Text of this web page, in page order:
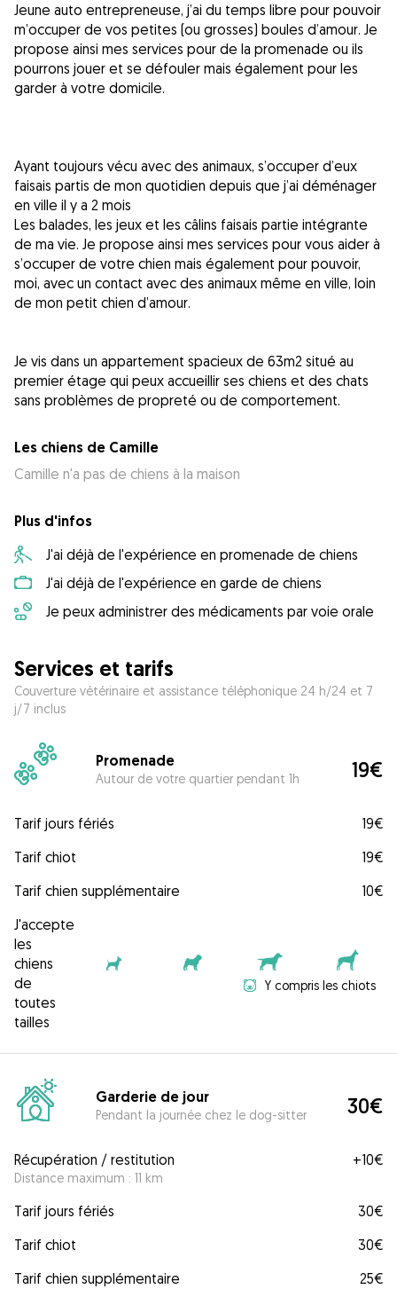
Jeune auto entrepreneuse, j’ai du temps libre pour pouvoir
m’occuper de vos petites (ou grosses) boules d’amour. Je
propose ainsi mes services pour de la promenade ou ils
pourrons jouer et se défouler mais également pour les
garder à votre domicile.
Ayant toujours vécu avec des animaux, s’occuper d’eux
faisais partis de mon quotidien depuis que j’ai déménager
en ville il y a 2 mois
Les balades, les jeux et les câlins faisais partie intégrante
de ma vie. Je propose ainsi mes services pour vous aider à
s’occuper de votre chien mais également pour pouvoir,
moi, avec un contact avec des animaux même en ville, loin
de mon petit chien d’amour.
Je vis dans un appartement spacieux de 63m2 situé au
premier étage qui peux accueillir ses chiens et des chats
Les chiens de Camille
Camille n'a pas de chiens à la maison
Plus d'infos
J'ai déjà de l'expérience en promenade de chiens
J'ai déjà de l'expérience en garde de chiens
Je peux administrer des médicaments par voie orale
Services et tarifs
Couverture vétérinaire et assistance téléphonique 24 h/24 et 7
j/7 inclus
Promenade
Autour de votre quartier pendant 1h 19€
Tarif jours fériés
19€
Tarif chiot
19€
Tarif chien supplémentaire
10€
J'accepte
les
chiens
de
toutes
tailles
Y compris les chiots
Garderie de jour
Pendant la journée chez le dog-sitter 30€
Récupération / restitution
Distance maximum : 11 km
+10€
Tarif jours fériés
30€
Tarif chiot
30€
Tarif chien supplémentaire
25€